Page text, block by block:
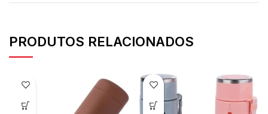
PRODUTOS RELACIONADOS